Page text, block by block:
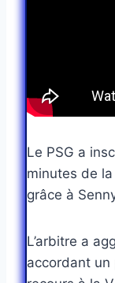
Le PSG a
minutes de
grâce à
L’arbitre a
accordant un